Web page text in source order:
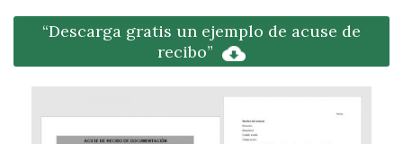
“Descarga gratis un ejemplo de acuse de
recibo”